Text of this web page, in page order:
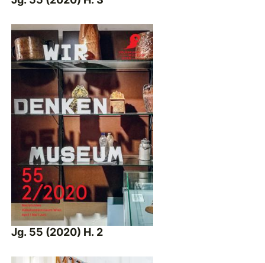
Jg. 55 (2020) H. 2